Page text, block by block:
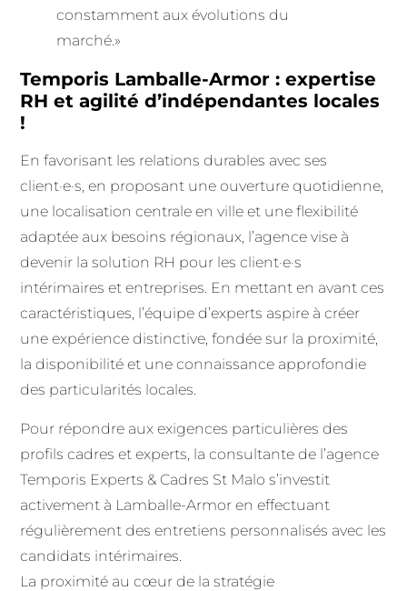
constamment aux évolutions du
marché.»
Temporis Lamballe-Armor : expertise
RH et agilité d’indépendantes locales
!
En favorisant les relations durables avec ses
client·e·s, en proposant une ouverture quotidienne,
une localisation centrale en ville et une flexibilité
adaptée aux besoins régionaux, l’agence vise à
devenir la solution RH pour les client·e·s
intérimaires et entreprises. En mettant en avant ces
caractéristiques, l’équipe d’experts aspire à créer
une expérience distinctive, fondée sur la proximité,
la disponibilité et une connaissance approfondie
des particularités locales.
Pour répondre aux exigences particulières des
profils cadres et experts, la consultante de l’agence
Temporis Experts & Cadres St Malo s’investit
activement à Lamballe-Armor en effectuant
régulièrement des entretiens personnalisés avec les
candidats intérimaires.
La proximité au cœur de la stratégie